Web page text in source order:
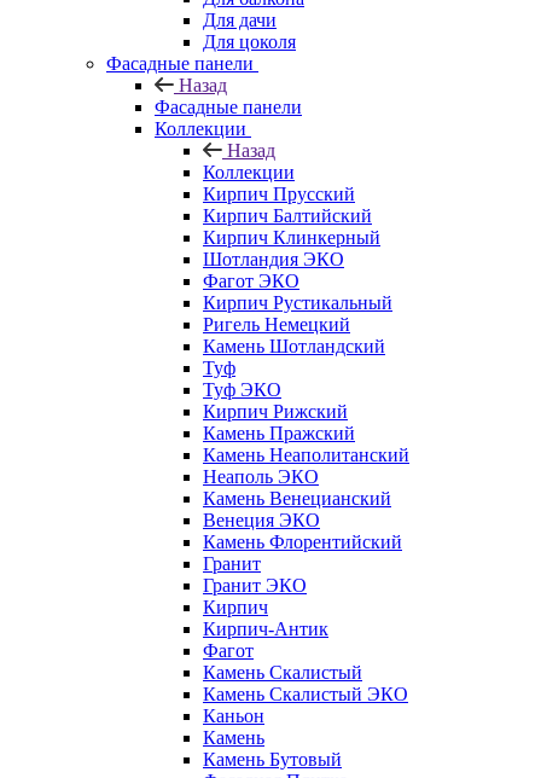
Для дачи
Для цоколя
Фасадные панели
Назад
Фасадные панели
Коллекции
Назад
Коллекции
Кирпич Прусский
Кирпич Балтийский
Кирпич Клинкерный
Шотландия ЭКО
Фагот ЭКО
Кирпич Рустикальный
Ригель Немецкий
Камень Шотландский
Туф
Туф ЭКО
Кирпич Рижский
Камень Пражский
Камень Неаполитанский
Неаполь ЭКО
Камень Венецианский
Венеция ЭКО
Камень Флорентийский
Гранит
Гранит ЭКО
Кирпич
Кирпич-Антик
Фагот
Камень Скалистый
Камень Скалистый ЭКО
Каньон
Камень
Камень Бутовый